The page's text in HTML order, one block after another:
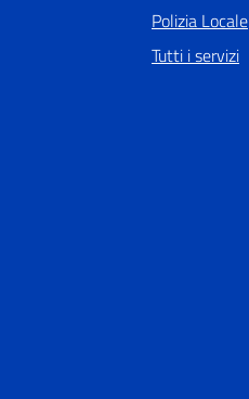
Polizia Locale
Tutti i servizi